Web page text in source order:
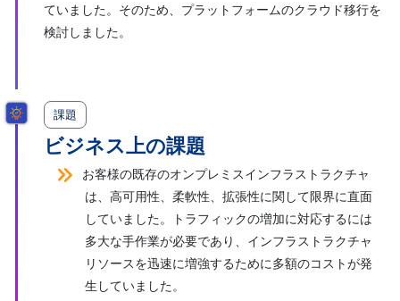
ていました。そのため、プラットフォームのクラウド移行を
検討しました。
課題
ビジネス上の課題
お客様の既存のオンプレミスインフラストラクチャ
は、高可用性、柔軟性、拡張性に関して限界に直面
していました。トラフィックの増加に対応するには
多大な手作業が必要であり、インフラストラクチャ
リソースを迅速に増強するために多額のコストが発
生していました。